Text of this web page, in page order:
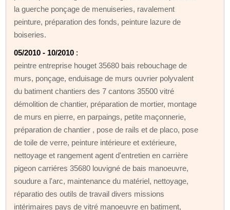
la guerche ponçage de menuiseries, ravalement
peinture, préparation des fonds, peinture lazure de
boiseries.
05/2010 - 10/2010 :
peintre entreprise houget 35680 bais rebouchage de
murs, ponçage, enduisage de murs ouvrier polyvalent
du batiment chantiers des 7 cantons 35500 vitré
démolition de chantier, préparation de mortier, montage
de murs en pierre, en parpaings, petite maçonnerie,
préparation de chantier , pose de rails et de placo, pose
de toile de verre, peinture intérieure et extérieure,
nettoyage et rangement agent d'entretien en carrière
pigeon carriéres 35680 louvigné de bais manoeuvre,
soudure a l'arc, maintenance du matériel, nettoyage,
réparatio des outils de travail divers missions
intérimaires pays de vitré manoeuvre en batiment,